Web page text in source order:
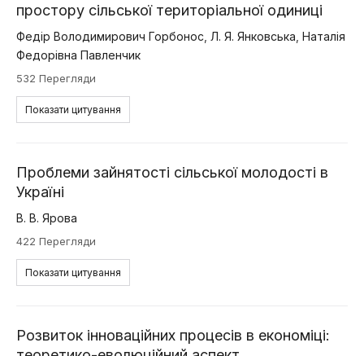
простору сільської територіальної одиниці
Федір Володимирович Горбонос Л. Я. Янковська Наталія
Федорівна Павленчик
532 Перегляди
Показати цитування
Проблеми зайнятості сільської молодості в
Україні
В. В. Ярова
422 Перегляди
Показати цитування
Розвиток інноваційних процесів в економіці: